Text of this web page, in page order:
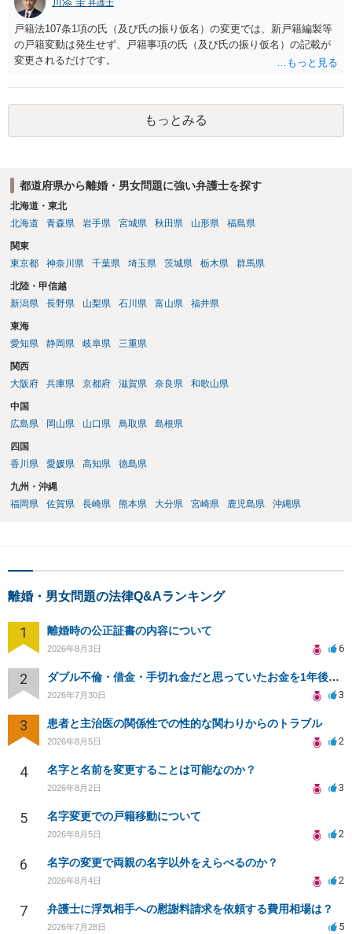
弁護士
戸籍法107条1項の氏（及び氏の振り仮名）の変更では、新戸籍編製等
の戸籍変動は発生せず、戸籍事項の氏（及び氏の振り仮名）の記載が
変更されるだけです。
もっとみる
都道府県から離婚・男女問題に強い弁護士を探す
北海道・東北
北海道
青森県 岩手県 宮城県 秋田県 山形県 福島県
関東
東京都
神奈川県 千葉県 埼玉県 茨城県 栃木県 群馬県
北陸・甲信越
新潟県
長野県 山梨県 石川県 富山県 福井県
東海
愛知県
静岡県 岐阜県 三重県
関西
大阪府
兵庫県 京都府 滋賀県 奈良県 和歌山県
中国
広島県
岡山県 山口県 鳥取県 島根県
四国
香川県
愛媛県 高知県 徳島県
九州・沖縄
福岡県
佐賀県 長崎県 熊本県 大分県 宮崎県 鹿児島県 沖縄県
離婚・男女問題の法律Q&Aランキング
1 離婚時の公正証書の内容について
2026年8月3日 6
2 ダブル不倫・借金・手切れ金だと思っていたお金を1年後いまさら脅迫罪として通知書が来てまとめて請求
2026年7月30日 3
3 患者と主治医の関係性での性的な関わりからのトラブル
2026年8月5日 2
4 名字と名前を変更することは可能なのか？
2026年8月2日 3
5 名字変更での戸籍移動について
2026年8月5日 2
6 名字の変更で両親の名字以外をえらべるのか？
2026年8月4日 2
7 弁護士に浮気相手への慰謝料請求を依頼する費用相場は？
2026年7月28日 5